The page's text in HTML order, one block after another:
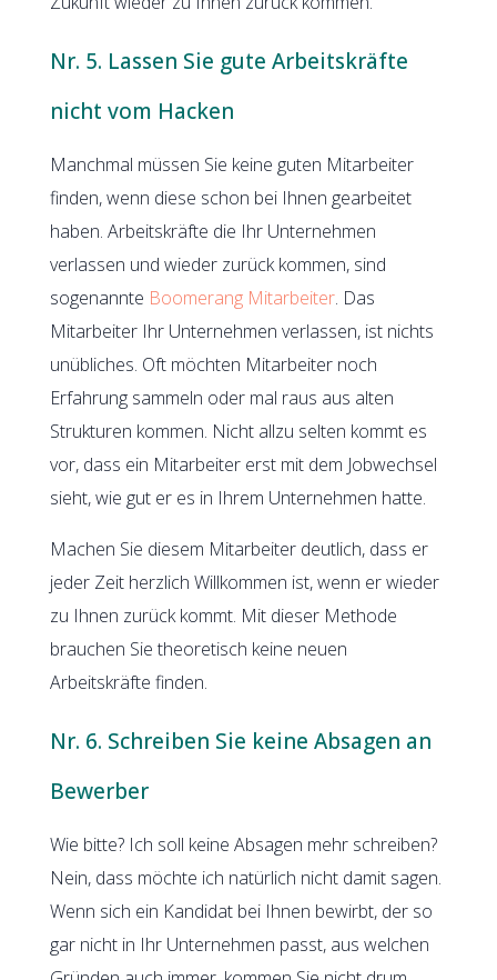
Nr. 5. Lassen Sie gute Arbeitskräfte
nicht vom Hacken
Manchmal müssen Sie keine guten Mitarbeiter
finden, wenn diese schon bei Ihnen gearbeitet
haben. Arbeitskräfte die Ihr Unternehmen
verlassen und wieder zurück kommen, sind
sogenannte Boomerang Mitarbeiter. Das
Mitarbeiter Ihr Unternehmen verlassen, ist nichts
unübliches. Oft möchten Mitarbeiter noch
Erfahrung sammeln oder mal raus aus alten
Strukturen kommen. Nicht allzu selten kommt es
vor, dass ein Mitarbeiter erst mit dem Jobwechsel
sieht, wie gut er es in Ihrem Unternehmen hatte.
Machen Sie diesem Mitarbeiter deutlich, dass er
jeder Zeit herzlich Willkommen ist, wenn er wieder
zu Ihnen zurück kommt. Mit dieser Methode
brauchen Sie theoretisch keine neuen
Arbeitskräfte finden.
Nr. 6. Schreiben Sie keine Absagen an
Bewerber
Wie bitte? Ich soll keine Absagen mehr schreiben?
Nein, dass möchte ich natürlich nicht damit sagen.
Wenn sich ein Kandidat bei Ihnen bewirbt, der so
gar nicht in Ihr Unternehmen passt, aus welchen